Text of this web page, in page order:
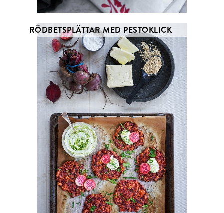
RÖDBETSPLÄTTAR MED PESTOKLICK